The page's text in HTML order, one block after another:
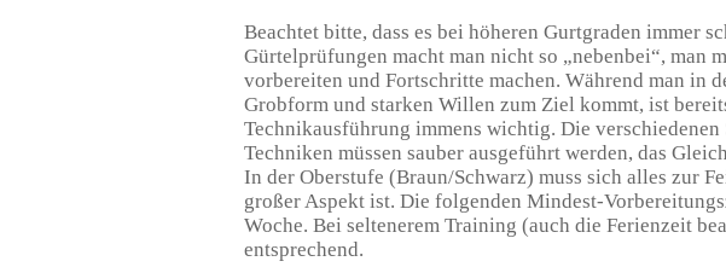
Beachtet bitte, dass es bei höheren Gurtgraden immer
Gürtelprüfungen macht man nicht so „nebenbei“, man
vorbereiten und Fortschritte machen. Während man in
Grobform und starken Willen zum Ziel kommt, ist
Technikausführung immens wichtig. Die
Techniken müssen sauber ausgeführt werden, das
In der Oberstufe (Braun/Schwarz) muss sich alles zur
großer Aspekt ist. Die folgenden Mindest-
Woche. Bei seltenerem Training (auch die Ferienzeit
entsprechend.